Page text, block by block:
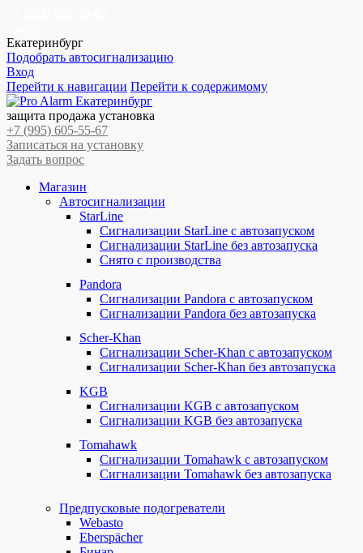
Екатеринбург
Подобрать автосигнализацию
Вход
Перейти к навигации Перейти к содержимому
защита продажа установка
+7 (995) 605-55-67
Записаться на установку
Задать вопрос
Магазин
Автосигнализации
StarLine
Сигнализации StarLine с автозапуском
Сигнализации StarLine без автозапуска
Снято с производства
Pandora
Сигнализации Pandora с автозапуском
Сигнализации Pandora без автозапуска
Scher-Khan
Сигнализации Scher-Khan с автозапуском
Сигнализации Scher-Khan без автозапуска
KGB
Сигнализации KGB с автозапуском
Сигнализации KGB без автозапуска
Tomahawk
Сигнализации Tomahawk с автозапуском
Сигнализации Tomahawk без автозапуска
Предпусковые подогреватели
Webasto
Eberspächer